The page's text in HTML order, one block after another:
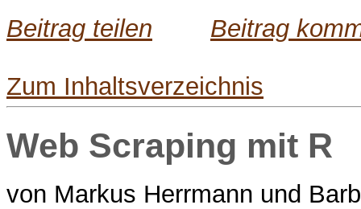
Beitrag teilen Beitrag
Zum Inhaltsverzeichnis
Web Scraping mit R
von Markus Herrmann und